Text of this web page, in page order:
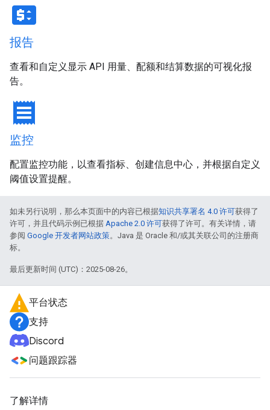
price_change
报告
查看和自定义显示 API 用量、配额和结算数据的可视化报
告。
receipt
监控
配置监控功能，以查看指标、创建信息中心，并根据自定义
阈值设置提醒。
如未另行说明，那么本页面中的内容已根据知识共享署名 4.0 许可获得了
许可，并且代码示例已根据 Apache 2.0 许可获得了许可。有关详情，请
参阅 Google 开发者网站政策。Java 是 Oracle 和/或其关联公司的注册商
标。
最后更新时间 (UTC)：2025-08-26。
平台状态
支持
Discord
问题跟踪器
了解详情